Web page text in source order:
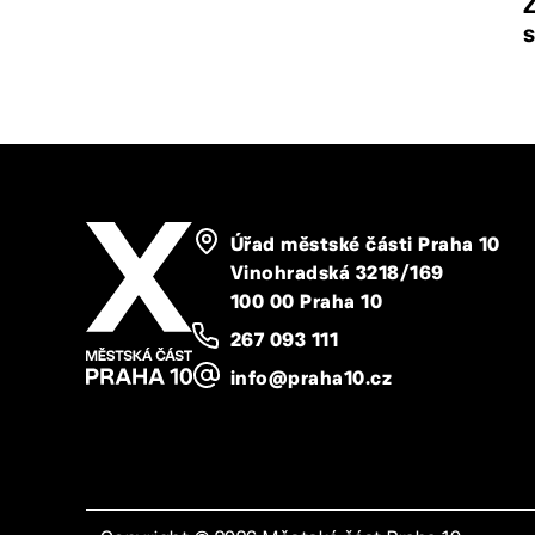
Úřad městské části Praha 10
Vinohradská 3218/169
100 00 Praha 10
267 093 111
info@praha10.cz